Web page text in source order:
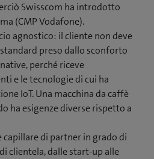
Swisscom ha introdotto
(CMP Vodafone).
agnostico: il cliente non deve
preso dallo sconforto
perché riceve
e le tecnologie di cui ha
IoT. Una macchina da caffè
ha esigenze diverse rispetto a
capillare di partner in grado di
clientela, dalle start-up alle